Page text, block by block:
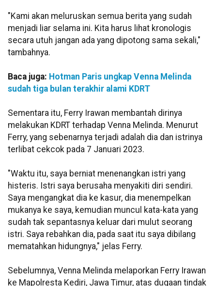
"Kami akan meluruskan semua berita yang sudah
menjadi liar selama ini. Kita harus lihat kronologis
secara utuh jangan ada yang dipotong sama sekali,"
tambahnya.
Baca juga: Hotman Paris ungkap Venna Melinda
sudah tiga bulan terakhir alami KDRT
Sementara itu, Ferry Irawan membantah dirinya
melakukan KDRT terhadap Venna Melinda. Menurut
Ferry, yang sebenarnya terjadi adalah dia dan istrinya
terlibat cekcok pada 7 Januari 2023.
"Waktu itu, saya berniat menenangkan istri yang
histeris. Istri saya berusaha menyakiti diri sendiri.
Saya mengangkat dia ke kasur, dia menempelkan
mukanya ke saya, kemudian muncul kata-kata yang
sudah tak sepantasnya keluar dari mulut seorang
istri. Saya rebahkan dia, pada saat itu saya dibilang
mematahkan hidungnya," jelas Ferry.
Sebelumnya, Venna Melinda melaporkan Ferry Irawan
ke Mapolresta Kediri, Jawa Timur, atas dugaan tindak